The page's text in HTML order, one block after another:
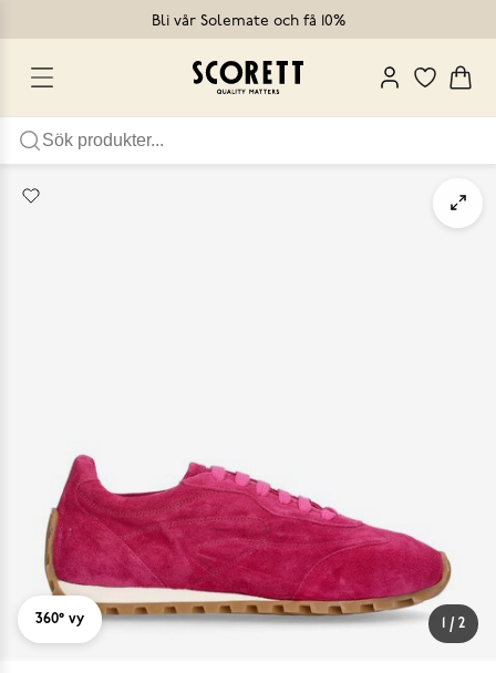
Bli vår Solemate och få 10%
/ 2
360° vy